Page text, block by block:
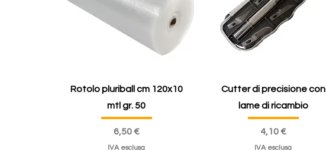
Rotolo pluriball cm 120x10
mtl gr. 50
Prezzo
6,50 €
IVA esclusa
Cutter di precisione con
lame di ricambio
Prezzo
4,10 €
IVA esclusa